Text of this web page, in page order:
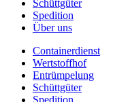
Schüttgüter
Spedition
Über uns
Containerdienst
Wertstoffhof
Entrümpelung
Schüttgüter
Spedition